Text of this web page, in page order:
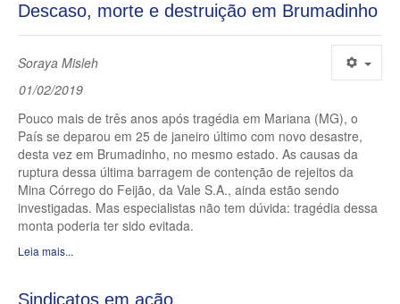
Descaso, morte e destruição em Brumadinho
Soraya Misleh
01/02/2019
Pouco mais de três anos após tragédia em Mariana (MG), o
País se deparou em 25 de janeiro último com novo desastre,
desta vez em Brumadinho, no mesmo estado. As causas da
ruptura dessa última barragem de contenção de rejeitos da
Mina Córrego do Feijão, da Vale S.A., ainda estão sendo
investigadas. Mas especialistas não tem dúvida: tragédia dessa
monta poderia ter sido evitada.
Leia mais...
Sindicatos em ação